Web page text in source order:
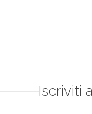
Iscriviti